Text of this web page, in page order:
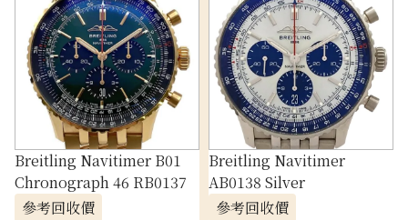
Breitling Navitimer B01
Chronograph 46 RB0137
參考回收價
Breitling Navitimer
AB0138 Silver
參考回收價